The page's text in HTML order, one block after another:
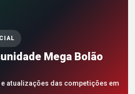
Mega Bolão
atualizações das competições em